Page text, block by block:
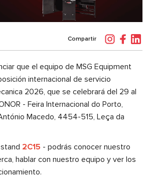
Compartir
que el equipo de MSG Equipment
internacional de servicio
2026, que se celebrará del 29 al
- Feira Internacional do Porto,
Macedo, 4454-515, Leça da
2C15 - podrás conocer nuestro
hablar con nuestro equipo y ver los